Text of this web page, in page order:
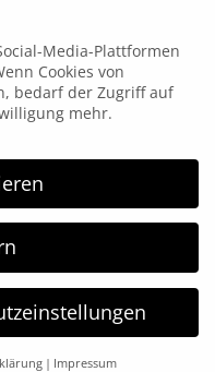
Media-Plattformen
Cookies von
bedarf der Zugriff auf
mehr.
Impressum